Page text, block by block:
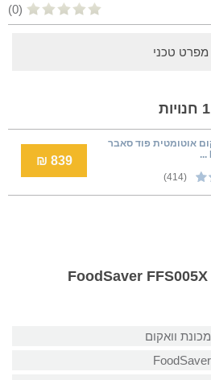
(0)
מפרט טכני
אוטומטית פוד סאבר
(414)
839 ₪
מכונת וואקום
FoodSaver